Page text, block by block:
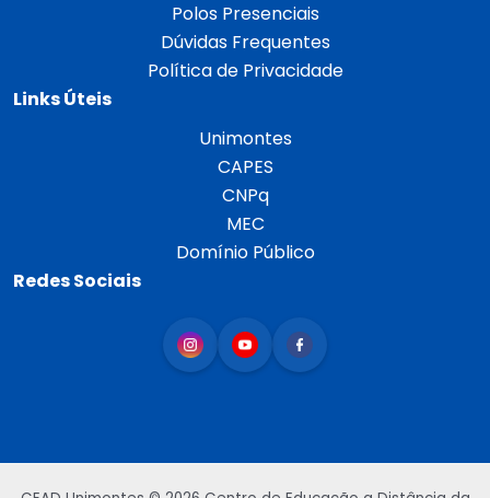
Polos Presenciais
Dúvidas Frequentes
Política de Privacidade
Links Úteis
Unimontes
CAPES
CNPq
MEC
Domínio Público
Redes Sociais